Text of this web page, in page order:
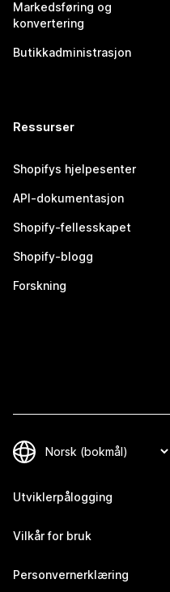
Markedsføring og
konvertering
Butikkadministrasjon
Ressurser
Shopifys hjelpesenter
API-dokumentasjon
Shopify-fellesskapet
Shopify-blogg
Forskning
Utviklerpålogging
Vilkår for bruk
Personvernerklæring